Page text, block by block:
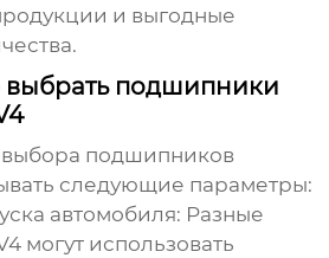
и выгодные
выбрать подшипники
подшипников
следующие параметры:
автомобиля: Разные
могут использовать